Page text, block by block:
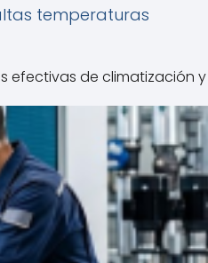
temperaturas
efectivas de climatización